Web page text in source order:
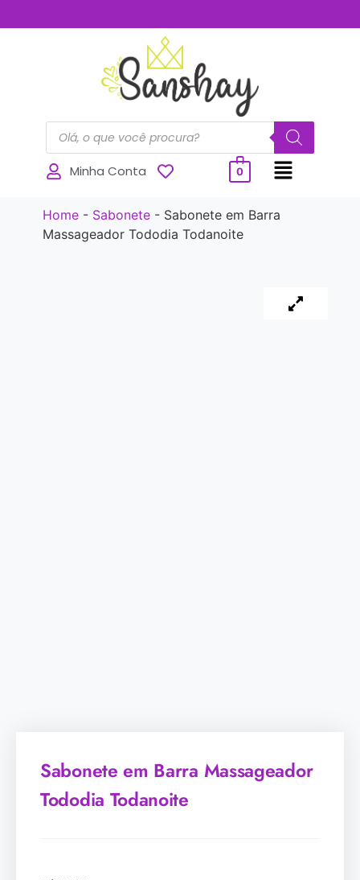
Minha Conta 0
Home- Sabonete- Sabonete em Barra
Massageador Tododia Todanoite
Sabonete em Barra Massageador
Tododia Todanoite